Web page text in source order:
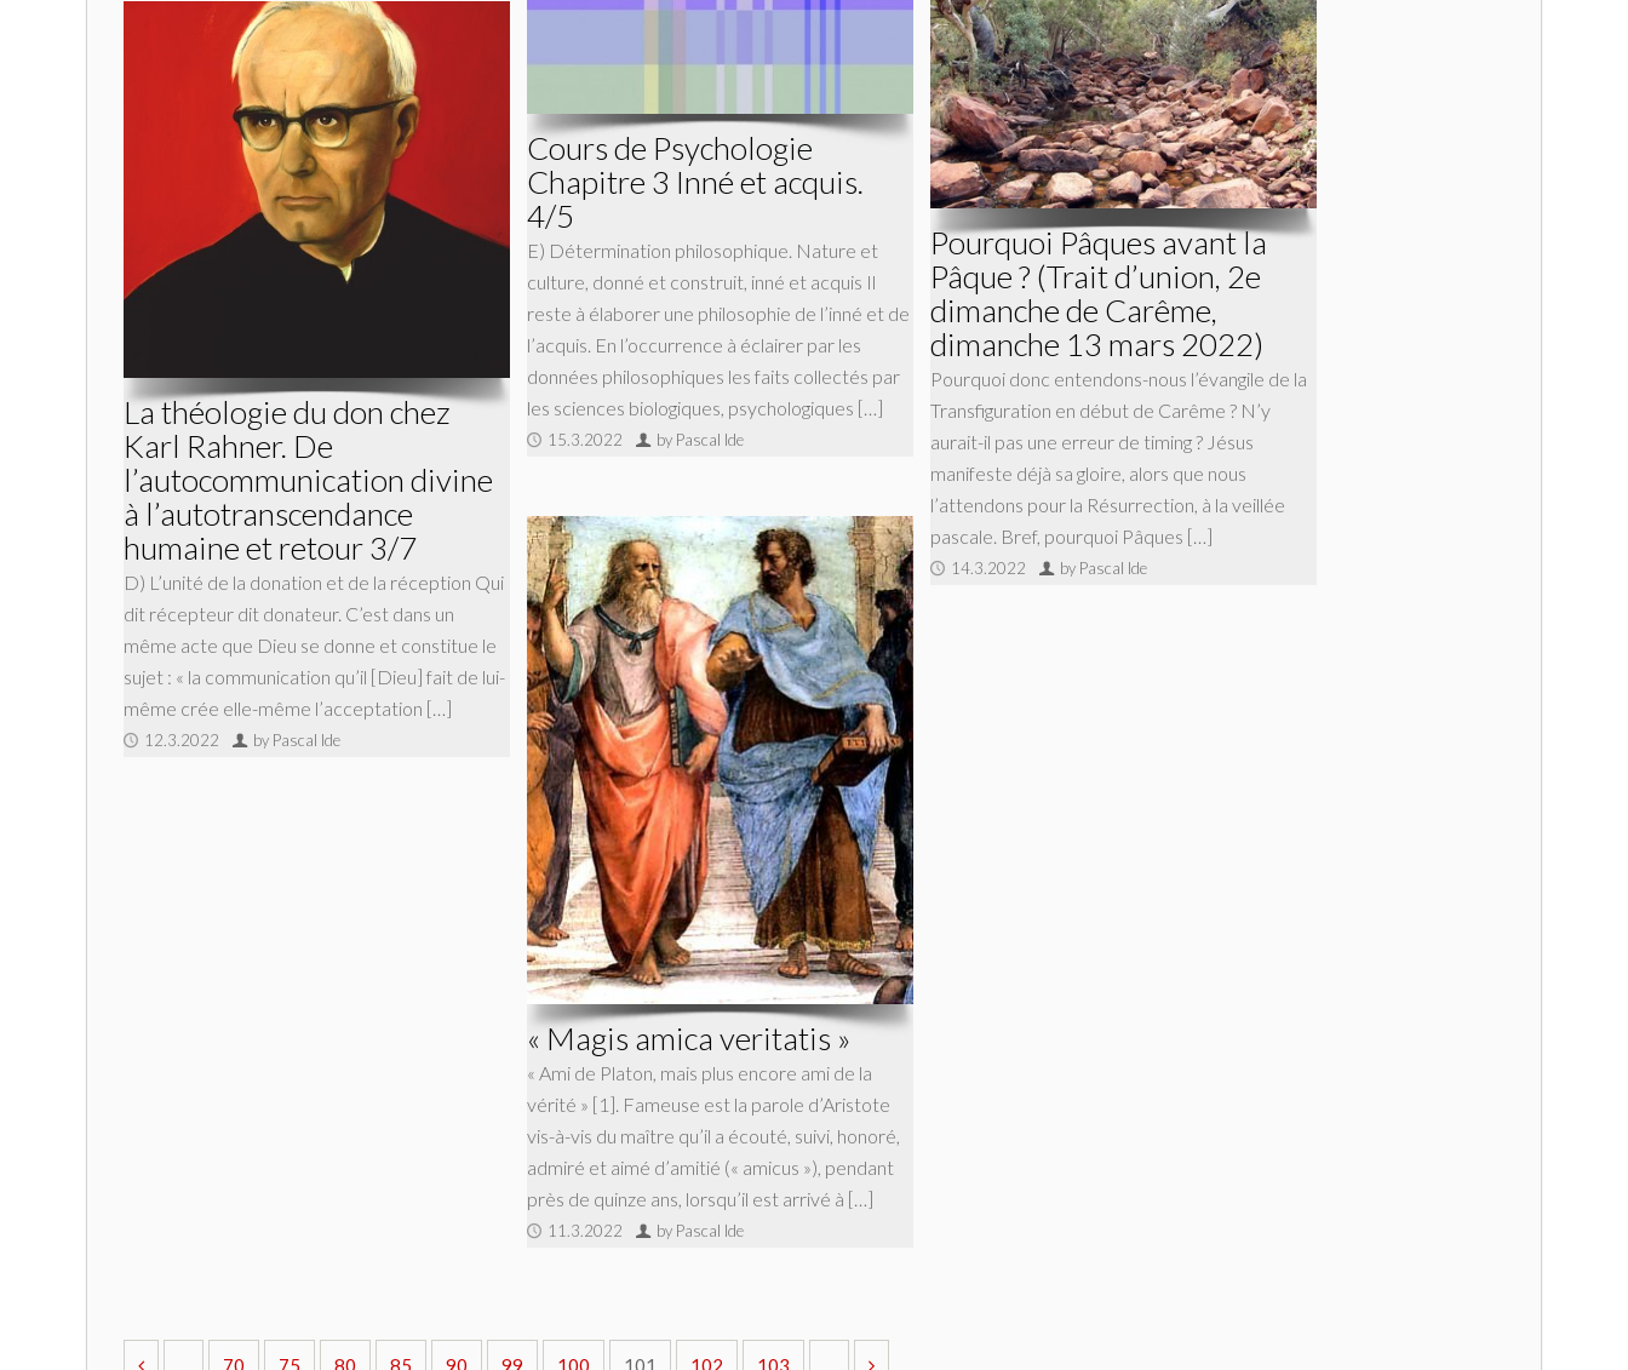
Cours de Psychologie
Chapitre 3 Inné et acquis.
4/5
E) Détermination philosophique. Nature et
culture, donné et construit, inné et acquis Il
reste à élaborer une philosophie de l’inné et de
l’acquis. En l’occurrence à éclairer par les
données philosophiques les faits collectés par
les sciences biologiques, psychologiques […]
15.3.2022 by Pascal Ide
Pourquoi Pâques avant la
Pâque ? (Trait d’union, 2e
dimanche de Carême,
dimanche 13 mars 2022)
Pourquoi donc entendons-nous l’évangile de la
Transfiguration en début de Carême ? N’y
aurait-il pas une erreur de timing ? Jésus
manifeste déjà sa gloire, alors que nous
l’attendons pour la Résurrection, à la veillée
pascale. Bref, pourquoi Pâques […]
14.3.2022 by Pascal Ide
La théologie du don chez
Karl Rahner. De
l’autocommunication divine
à l’autotranscendance
humaine et retour 3/7
D) L’unité de la donation et de la réception Qui
dit récepteur dit donateur. C’est dans un
même acte que Dieu se donne et constitue le
sujet : « la communication qu’il [Dieu] fait de lui-
même crée elle-même l’acceptation […]
12.3.2022 by Pascal Ide
« Magis amica veritatis »
« Ami de Platon, mais plus encore ami de la
vérité » [1]. Fameuse est la parole d’Aristote
vis-à-vis du maître qu’il a écouté, suivi, honoré,
admiré et aimé d’amitié (« amicus »), pendant
près de quinze ans, lorsqu’il est arrivé à […]
11.3.2022 by Pascal Ide
70 75 80 85 90 99 100 101 102 103